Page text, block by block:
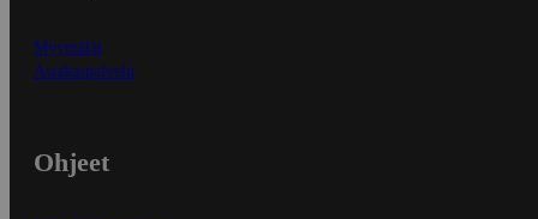
Myymälät
Asiakaspalvelu
Ohjeet